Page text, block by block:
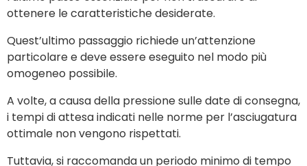
ottenere le caratteristiche desiderate.
Quest’ultimo passaggio richiede un’attenzione
particolare e deve essere eseguito nel modo più
omogeneo possibile.
A volte, a causa della pressione sulle date di consegna,
i tempi di attesa indicati nelle norme per l’asciugatura
ottimale non vengono rispettati.
Tuttavia, si raccomanda un periodo minimo di tempo